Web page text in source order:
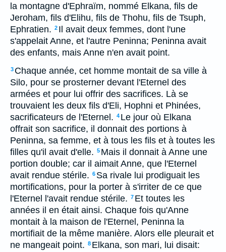
la montagne d'Ephraïm, nommé Elkana, fils de
Jeroham, fils d'Elihu, fils de Thohu, fils de Tsuph,
Ephratien. 2 Il avait deux femmes, dont l'une
s'appelait Anne, et l'autre Peninna; Peninna avait
des enfants, mais Anne n'en avait point.
3 Chaque année, cet homme montait de sa ville à
Silo, pour se prosterner devant l'Eternel des
armées et pour lui offrir des sacrifices. Là se
trouvaient les deux fils d'Eli, Hophni et Phinées,
sacrificateurs de l'Eternel. 4 Le jour où Elkana
offrait son sacrifice, il donnait des portions à
Peninna, sa femme, et à tous les fils et à toutes les
filles qu'il avait d'elle. 5 Mais il donnait à Anne une
portion double; car il aimait Anne, que l'Eternel
avait rendue stérile. 6 Sa rivale lui prodiguait les
mortifications, pour la porter à s'irriter de ce que
l'Eternel l'avait rendue stérile. 7 Et toutes les
années il en était ainsi. Chaque fois qu'Anne
montait à la maison de l'Eternel, Peninna la
mortifiait de la même manière. Alors elle pleurait et
ne mangeait point. 8 Elkana, son mari, lui disait: